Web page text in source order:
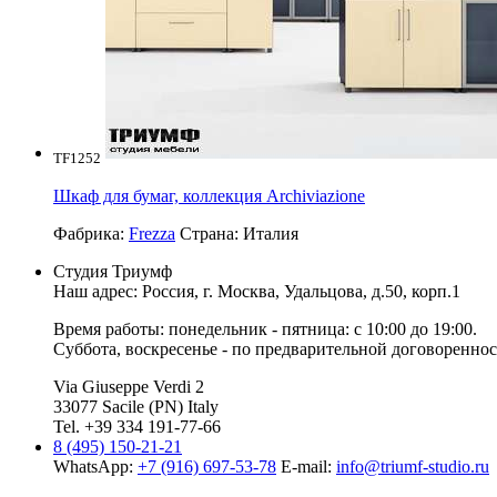
TF1252
Шкаф для бумаг, коллекция Archiviazione
Фабрика: Frezza Страна: Италия
Студия Триумф
Наш адрес: Россия, г. Москва, Удальцова, д.50, корп.1
Время работы: понедельник - пятница: с 10:00 до 19:00.
Суббота, воскресенье - по предварительной
Via Giuseppe Verdi 2
33077 Sacile (PN) Italy
Tel. +39 334 191-77-66
8 (495) 150-21-21
WhatsApp: +7 (916) 697-53-78 E-mail: info@triumf-studio.ru